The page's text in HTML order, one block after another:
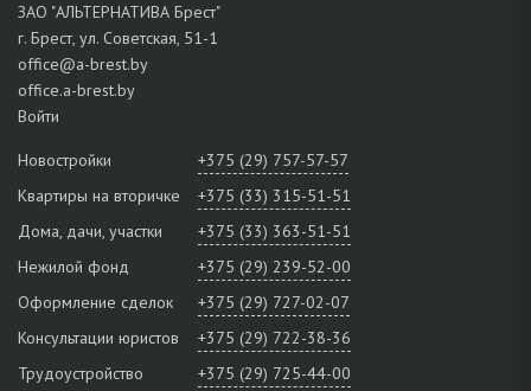
ЗАО "АЛЬТЕРНАТИВА Брест"
г. Брест, ул. Советская, 51-1
office@a-brest.by
office.a-brest.by
Войти
Новостройки
+375 (29) 757-57-57
Квартиры на вторичке
+375 (33) 315-51-51
Дома, дачи, участки
+375 (33) 363-51-51
Нежилой фонд
+375 (29) 239-52-00
Оформление сделок
+375 (29) 727-02-07
Консультации юристов
+375 (29) 722-38-36
Трудоустройство
+375 (29) 725-44-00